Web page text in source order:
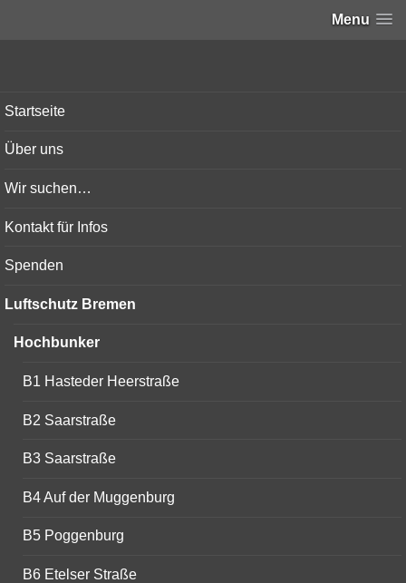
Menu
Startseite
Über uns
Wir suchen…
Kontakt für Infos
Spenden
Luftschutz Bremen
Hochbunker
B1 Hasteder Heerstraße
B2 Saarstraße
B3 Saarstraße
B4 Auf der Muggenburg
B5 Poggenburg
B6 Etelser Straße